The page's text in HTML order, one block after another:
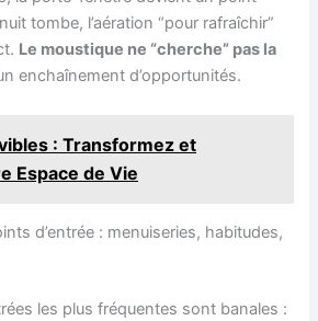
tombe, l’aération “pour rafraîchir”
Le moustique ne “cherche” pas la
enchaînement d’opportunités.
: Transformez et
Espace de Vie
d’entrée : menuiseries, habitudes,
les plus fréquentes sont banales :